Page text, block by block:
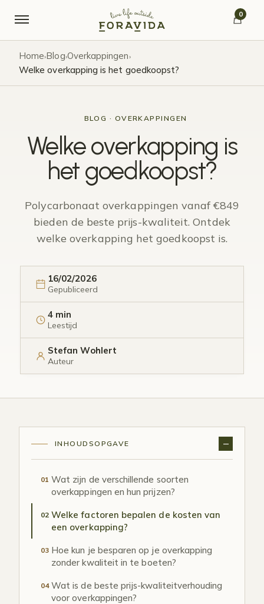
0
Home›Blog›Overkappingen›
Welke overkapping is het goedkoopst?
BLOG · OVERKAPPINGEN
Welke overkapping is
het goedkoopst?
Polycarbonaat overkappingen vanaf €849
bieden de beste prijs-kwaliteit. Ontdek
welke overkapping het goedkoopst is.
16/02/2026
Gepubliceerd
4 min
Leestijd
Stefan Wohlert
Auteur
INHOUDSOPGAVE
01 Wat zijn de verschillende soorten
overkappingen en hun prijzen?
02 Welke factoren bepalen de kosten van
een overkapping?
03 Hoe kun je besparen op je overkapping
zonder kwaliteit in te boeten?
04 Wat is de beste prijs-kwaliteitverhouding
voor overkappingen?